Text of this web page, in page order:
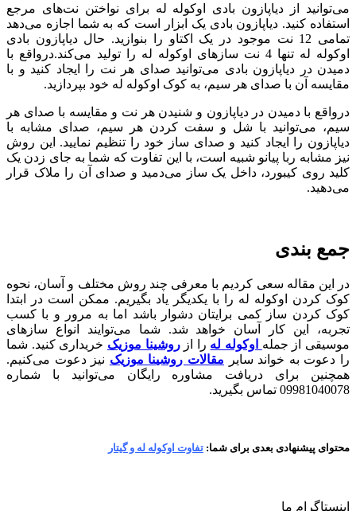
می‌توانید از دیاپازون بادی اوکوله له برای نواختن نت‌های مرجع
استفاده کنید. دیاپازون بادی یک ابزار است که به شما اجازه می‌دهد
تمامی 12 نت موجود در یک اکتاو را بنوازید. حال دیاپازون بادی
اوکوله له تنها 4 نت سازهای اوکوله له را تولید می‌کند.درواقع با
دمیدن در دیاپازون بادی می‌توانید صدای هر نت را ایجاد کنید و با
مقایسه آن با صدای هر سیم‌، به کوک اوکوله له خود بپردازید.
درواقع با دمیدن در دیاپازون و شنیدن هر نت و مقایسه با صدای هر
سیم، می‌توانید با شل و سفت کردن هر سیم، صدای مشابه با
دیاپازون را ایجاد کنید و صدای ساز خود را تنظیم نمایید. این روش
نیز مشابه ربا پیانو شبیه است، با این تفاوت که شما به جای زدن یک
کلید روی کیبورد، داخل یک ساز می‌دمید و صدای آن را ملاک قرار
می‌دهید.
جمع بندی
در این مقاله سعی کردیم با معرفی چند روش مختلف و آسان، نحوه
کوک کردن اوکوله له را با یکدیگر یاد بگیریم. ممکن است در ابتدا
کوک کردن ساز کمی برایتان دشوار باشد اما به مرور و با کسب
تجربه، این کار آسان خواهد شد. شما می‌توایند انواع سازهای
موسیقی از جمله اوکوله له را ازروشینا موزیک خریداری کنید. شما
را دعوت به خواند سایر مقالات روشینا موزیک نیز دعوت می‌کنیم.
همچنین برای دریافت مشاوره رایگان می‌توانید با شماره
09981040078 تماس بگیرید.
محتوای پیشنهادی بعدی برای شما: تفاوت اوکوله له و گیتار
اینستاگرام ما